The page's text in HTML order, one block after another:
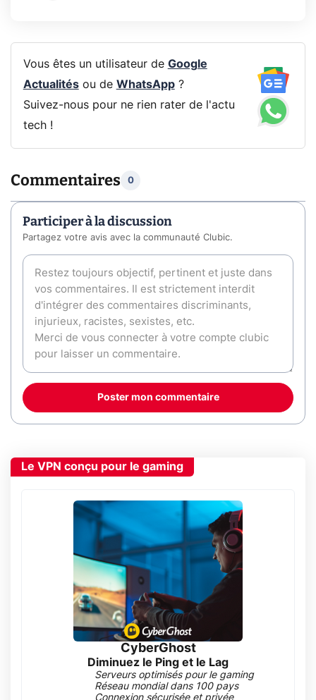
Vous êtes un utilisateur de Google
Actualitésou de WhatsApp?
Suivez-nous pour ne rien rater de l'actu
tech !
Commentaires 0
Participer à la discussion
Partagez votre avis avec la communauté Clubic.
Poster mon commentaire
Le VPN conçu pour le gaming
CyberGhost
Diminuez le Ping et le Lag
Serveurs optimisés pour le gaming
Réseau mondial dans 100 pays
Connexion sécurisée et privée